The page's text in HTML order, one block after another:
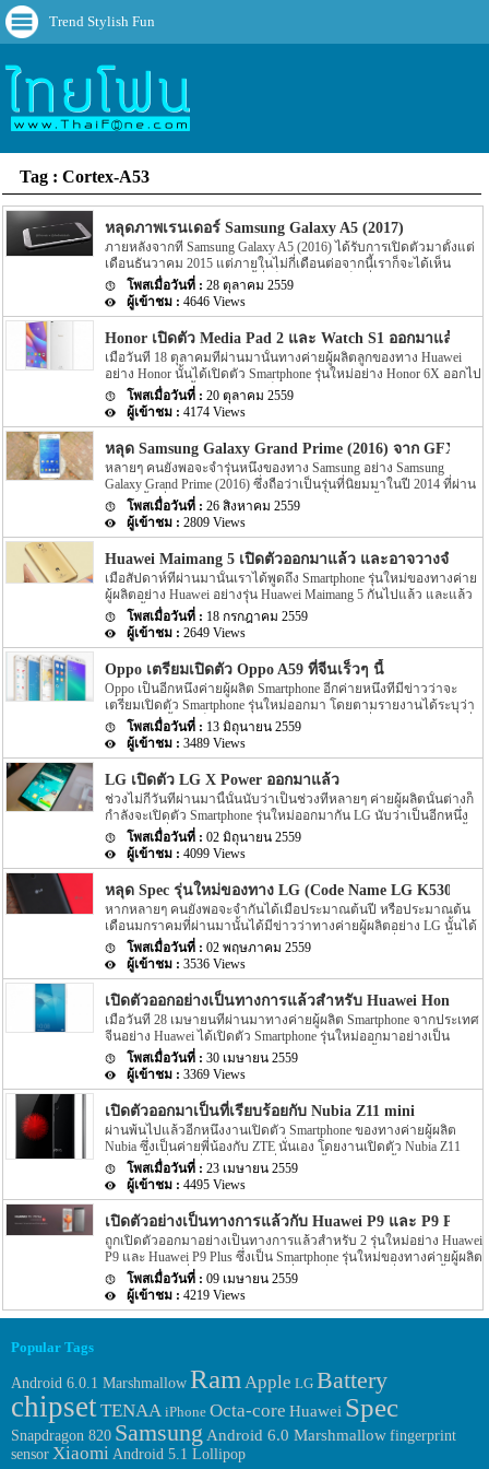
Trend Stylish Fun
Tag : Cortex-A53
หลุดภาพเรนเดอร์ Samsung Galaxy A5 (2017)
ภายหลังจากที่ Samsung Galaxy A5 (2016) ได้รับการเปิดตัวมาตั้งแต่
เดือนธันวาคม 2015 แต่ภายในไม่กี่เดือนต่อจากนี้เราก็จะได้เห็น
ทายาทของสมาร์ทโฟนรุ่นนี้ซึ่งก็ค่อนข้างจะเป็นที่แน่ใจแล้วว่า
Samsung กำลังพัฒนา Galaxy A5 (2017) ซึ่งตัวอุปกรณ์ก็ได้รับการ
รับรอง Wi-Fi certified เมื่อช่วงต้นเดือนตุลาคมที่ผ่านมาและในวันนี้
เราก็ได้เห็นคุณสมบัติต่างๆ ของสมาร์ทโฟนรุ่นนี้มากขึ้นจากวีดีโอ
เรนเดอร์ที่แสดงให้เห็นตัวเครื่องทุกๆมุม แม้ว่าจะไม่ได้เป็นภาพที่ออก
มาอย่างเป็นทางการแต่ก็พอจะมองเห็นภาพรวมว่า Galaxy A5 (2017)
มีหน้าจอ Touch Screen ขนาด 5.2 นิ้ว ขนาดตัวเครื่อง 145 x 71 x 7.8
มิลลิเมตร ที่มีความหนากว่าเครื่องรุ่นก่อนหน้าประมาณครึ่งมิลลิเมตร
ซึ่งก็เป็นที่คาดหวังว่า Samsung จะใส่แบตเตอรี่ที่มีขนาดใหญ่กว่าเดิม
ลงไปในเครื่องได้ ซึ่งข่าวลือเกี่ยวกับแบตเตอรี่ของ Galaxy A5 (2017)
นั้นก็คือจะมีความจุแบตเพิ่มเป็น 3,000 mAh ที่มากกว่า A5 ปี 2016 ที่มี
ความจุแบตเตอรี่ 2,900 mAh เครื่อง A5 (2017) […]
28 ตุลาคม 2559
4646 Views
Honor เปิดตัว Media Pad 2 และ Watch S1 ออกมาแล้ว
เมื่อวันที่ 18 ตุลาคมที่ผ่านมานั้นทางค่ายผู้ผลิตลูกของทาง Huawei
อย่าง Honor นั้นได้เปิดตัว Smartphone รุ่นใหม่อย่าง Honor 6X ออกไป
แล้ว โดยล่าสุดนั้นทาง Honor ก็เปิดตัว 2 ผลิตภัณฑ์ใหม่อย่าง Media
Pad 2 และ Watch S1 ออกมาอีกครั้ง โดยทั้ง 2 ผลิตภัณฑ์นี้นั้นจะวาง
จำหน่ายในประเทศจีนภายในเดือนตุลาคมนี้อีกด้วย โดย Media Pad 2
นี้จะมาพร้อมกับหน้าจอแสดงผลแบบ IPS display ความละเอียดของ
หน้าจอจะอยู่ที่ 1920 x 1200 pixels ขนาดของหน้าจอจะอยู่ที่ประมาณ
8 นิ้ว ในส่วนของ Chipset ที่ขับเคลื่อนตัวเครื่องจะเป็น Chipset อย่าง
Snapdragon 616 ตัวเครื่องมาพร้อมกับ Ram ขนาด 3GB โดย Chipset
[…]
20 ตุลาคม 2559
4174 Views
หลุด Samsung Galaxy Grand Prime (2016) จาก
หลายๆ คนยังพอจะจำรุ่นหนึ่งของทาง Samsung อย่าง Samsung
Galaxy Grand Prime (2016) ซึ่งถือว่าเป็นรุ่นที่นิยมมาในปี 2014 ที่ผ่าน
มา อีกทั้งเมื่อประมาณต้นเดือนสิงหาคมที่ผ่านมานั้นได้มีข่าวออกมา
ว่า บนเว็บไซต์ import-export อย่าง Zauba นั้นได้มีรายชื่อของ
Samsung Galaxy Grand Prime ให้เห็นกัน โดยรหัส model number จะ
เป็น SM-G532F โดยล่าสุดนั้นกลับมีรายละเอียดของ Samsung Galaxy
Grand Prime (2016) ออกมาอีกครั้ง สำหรับความคืบหน้าของ Samsung
Galaxy Grand Prime (2016) ล่าสุดนั้นบนหน้าเว็บไซต์ GFXBench นั้น
ได้ระบุรายละเอียด Spec ภายในตัวเครื่องของ Samsung Galaxy Grand
Prime (2016) ออกมาให้ได้ทราบกัน สำหรับ Spec ของ […]
26 สิงหาคม 2559
2809 Views
Huawei Maimang 5 เปิดตัวออกมาแล้ว และอาจวางจำหน่
เมื่อสัปดาห์ที่ผ่านมานั้นเราได้พูดถึง Smartphone รุ่นใหม่ของทางค่าย
ผู้ผลิตอย่าง Huawei อย่างรุ่น Huawei Maimang 5 กันไปแล้ว และแล้ว
ล่าสุดนั้นทาง Huawei เองก็ได้เปิดตัว Huawei Maimang 5 ออกมาแล้ว
โดยรุ่นใหม่นี้ถือว่าเป็นรุ่นต่อยอดของ Maimang 4 ที่้เปิดตัวออกมาเมื่อ
ปีที่แล้ว สำหรับ Spec ของตัวเครื่องจะเป็นอย่างไรบ้างนั้นไปดูกันเลยดี
กว่า Maimang 5 มาพร้อมกับหน้าจอแสดงผลขนาด 5.5 นิ้ว โดยหน้า
จอเป็นแบบ IPS LCD touchscreen ซึ่งให้ความละเอียดอยู่ที่ 1080p
ความละเอียดของกล้องอยู่ที่ 16 MP สำหรับกล้องทางด้านหลังตัว
เครื่อง โดยจะมาพร้อมกับ dual-LED flash และรองรับการอัดวิดีโอได้
สูงถึง 4K และความละเอียดของกล้องขนาด 8 MP สำหร้บกล้องหน้า
เครื่อง ส่วน Chipset ที่ขับเคลื่อนตัวเครื่องนั้นจะเป็น Chipset อย่าง
Qualcomm’s Snapdragon 625 […]
18 กรกฎาคม 2559
2649 Views
Oppo เตรียมเปิดตัว Oppo A59 ที่จีนเร็วๆ นี้
Oppo เป็นอีกหนึ่งค่ายผู้ผลิต Smartphone อีกค่ายหนึ่งที่มีข่าวว่าจะ
เตรียมเปิดตัว Smartphone รุ่นใหม่ออกมา โดยตามรายงานได้ระบุว่า
ทาง Oppo นั้นจะเป็นตัวรุ่นใหม่อย่าง Oppo A59 ที่ประเทศจีนในวันที่
18 มิถุนายนที่จะถึงนี้เอง ในส่วนของ Spec ภายในตัวเครื่องมีราย
ละเอียดดังนี้ Oppo A59 รุ่นใหม่ของทาง Oppo นั้นจะมาพร้อมกับหน้า
จอแสดงผลขนาด 5.5 นิ้ว โดยหน้าจอแสดงผลจะเป็นหน้าจอแบบ IPS
display ซึ่งให้ความละเอียดของภาพที่แสดงออกมานั้นอยู่ในระดับ HD
ขนาด pixel จะมีขนาดอยู่ที่ 267ppi ในส่วนของตัว chipset ที่ขับเคลื่อน
ตัวเครื่องนั้นจะเป็น chipset อย่าง MediaTek MT6570 โดย chipset อย่าง
MediaTek MT6570 จะมีตัว CPU อย่าง Cortex-A53 ภายในตัวเครื่องที่
ทำงานแบบ octa-core โดยจะให้ความเร็วในการประมวลผลอยู่ที่
1.5GHz ส่วนของ GPU […]
13 มิถุนายน 2559
3489 Views
LG เปิดตัว LG X Power ออกมาแล้ว
ช่วงไม่กี่วันที่ผ่านมานี้นั้นนับว่าเป็นช่วงที่หลายๆ ค่ายผู้ผลิตนั้นต่างก็
กำลังจะเปิดตัว Smartphone รุ่นใหม่ออกมากัน LG นับว่าเป็นอีกหนึ่ง
ค่ายผู้ผลิตที่เปิดตัว Smartphone รุ่นใหม่อย่าง LG X Power ออกมานั้น
เอง โดย Spec ของ LG X Power รุ่นใหม่นี้จะมีอะไรน่าสนใจนั้นไปดูกัน
เลยดีกว่า โดยรุ่นแรกของทาง LG นับเป็นรุ่นที่มีความสอดคล้องกับชื่อ
รุ่นมาก โดย LG X Power นี้มาพร้อมกับความจุของ battery ขนาด
4,100mAh สำหรับขนาดของหน้าจอนั้นจะมีขนาดอยุ่ที่ 5.3 นิ้ว โดย
หน้าจอจะเป็นหน้าจอแบบ IPS ซึ่งให้ความละเอียดของหน้าจอยู่ที่
720p หรือ 277ppi สำหรับ chipset ที่ขับเคลื่อนตัวเครื่องนั้นจะเป็น
chipset อย่าง MediaTek MT6735 โดย chipset อย่าง MediaTek MT6735
นั้นตัว CPU ภายในตัวเครื่องจะเป็น Cortex-A53 […]
02 มิถุนายน 2559
4099 Views
หลุด Spec รุ่นใหม่ของทาง LG (Code Name LG K530
หากหลายๆ คนยังพอจะจำกันได้เมื่อประมาณต้นปี หรือประมาณต้น
เดือนมกราคมที่ผ่านมานั้นได้มีข่าวว่าทางค่ายผู้ผลิตอย่าง LG นั้นได้
เตรียดตัวเปิดตัว 2 รุ่นใหม่ภายใต้ K series โดย 2 รุ่นที่ทาง LG นั้นเปิด
ตัวออกมานั้นจะเป็นรุ่นอย่าง LG K10 และ LG K7 นั้นเอง แต่หลังจาก
นั้นมาก็ไม่มีข่าวต่างๆ ของทั้ง 2 รุ่นใหม่นี้ถูกเปิดเผยออกมาเลย แต่
ล่าสุดนั้นกลับมีรายละเอียดของ Spec ของ 2 รุ่นใหม่ของทาง LG หลุด
ออกมาให้เราได้ทราบรายละเอียดกันอีกครั้ง สำหรับรายละเอียดของ 2
รุ่นที่ถูกเปิดเผยออกมาบนโลกอินเตอร์เน็ตนั้นได้ถูกเปิดเผยในฐาน
ข้อมูลของเว็บไซต์ benchmark อย่าง Geekbench นั้นเอง แต่รายละเอียด
ดังกล่าวไม่ได้เปิดเผยชื่อรุ่นออกมาให้เราได้ทราบอย่างแน่ชัดนัก แต่
รายละเอียดได้เปิดเผยเพียงชื่อ Codename เท่านั้น โดยจะเป็นชื่อ
Codename ของ 2 รุ่นอย่าง LG K530 และ LG K535 นั้นเอง สำหรับ
Spec […]
02 พฤษภาคม 2559
3536 Views
เปิดตัวออกอย่างเป็นทางการแล้วสำหรับ Huawei Honor 5C
เมื่อวันที่ 28 เมษายนที่ผ่านมาทางค่ายผู้ผลิต Smartphone จากประเทศ
จีนอย่าง Huawei ได้เปิดตัว Smartphone รุ่นใหม่ออกมาอย่างเป็น
ทางการแล้วในประเทศบ้านเกิดอย่างประเทศจีนนั้นเอง สำหรับ Spec
ของ Huawei Honor 5C จะเป็นอย่างไรนั้น เราไปดูกันเลยดีกว่า สำหรับ
Spec ของ Huawei Honor 5C รุ่นใหม่ของทาง Huawei นี้นั้น ตามราย
ละเอียดได้ระบุว่า Huawei Honor 5C มาพร้อมกับหน้าจอขนาด 5.2 นิ้ว
โดยหน้าจอจะเป็นแบบ IPS LCD ซึ่งให้ความละเอียดของภาพอยู่ที่
ระดับ FullHD สำหรับ chipset ที่ขับเคลื่อนตัวเครื่องจะเป็น chipset
อย่าง Kirin 650 โดย chipset อย่าง Kirin 650 นี้จะมีตัว CPU ทำงาน
แบบ octa-core โดยตัว […]
30 เมษายน 2559
3369 Views
เปิดตัวออกมาเป็นที่เรียบร้อยกับ Nubia Z11 mini
ผ่านพ้นไปแล้วอีกหนึ่งงานเปิดตัว Smartphone ของทางค่ายผู้ผลิต
Nubia ซึ่งเป็นค่ายพี่น้องกับ ZTE นั่นเอง โดยงานเปิดตัว Nubia Z11
mini มีขึ้นเมื่อวันที่ 19 เมษายนที่ผ่านมานี้เอง โดยวันนี้เราจะมาสรุ
ปรายละเอียด Spec ภายในตัวเครื่องให้เพื่อนๆ ได้ทราบกันนั้นเอง
สำหรับ Spec ของ Nubia Z11 mini อย่างเป็นทางการนั้นได้ระบุออกมา
ว่า Nubia Z11 mini จะมาพร้อมกับหน้าจอแสดงผลขนาด 5 นิ้ว โดย
Nubia Z11 mini รุ่นนี้จะแตกต่างจากรุ่นอื่นๆ ตรงที่รุ่น mini นี้จะมีหน้า
จอที่ใหญ่กว่าทางค่ายอื่นๆ โดยที่ค่ายอื่นๆ รุ่น mini จะมีหน้าจอ
ประมาณ 4 นิ้วกว่าๆ เท่านั้นเอง สำหรับความละเอียดของตัวกล้องนั้น
จะให้ความละเอียดของกล้องอยู่ที่ 16MP โดยตัวกล้องจะใช้ sensor
อย่าง Sony IMX298 sensor ที่เป็นตัวเดียวกับที่ใช้ใน […]
23 เมษายน 2559
4495 Views
เปิดตัวอย่างเป็นทางการแล้วกับ Huawei P9 และ P9 Plus
ถูกเปิดตัวออกมาอย่างเป็นทางการแล้วสำหรับ 2 รุ่นใหม่อย่าง Huawei
P9 และ Huawei P9 Plus ซึ่งเป็น Smartphone รุ่นใหม่ของทางค่ายผู้ผลิต
อย่าง Huawei ที่ถูกเปิดตัวออกมาเมื่อวันที่ 6 เมษายนที่ผ่านมานี้เอง
โดยงานดังกล่าวนั้นถูกจัดขึ้นที่ London อีกทั้งในวันเดียวกันนั้นทาง
ค่ายผู้ผลิตอย่าง Meizu เองก็เปิดตัวรุ่นใหม่อย่าง Meizu m3 note ออก
มาเช่นกัน สำหรับรายละเอียดตัวเครื่อของทั้ง 2 รุ่นอย่าง Huawei P9
ความใกล้เคียงกับ iPhone 6s ของทาง Apple เลยทีเดียว สำหรับขนาด
หน้าจอนั้นจะมีขนาดอยู่ที่ 5.2 นิ้ว โดยให้ความละเอียดของภาพอยู่ที่
1080p สำหรับหน้าจอจะเป็นแบบ IPS LCD ในส่วนของ chipset ที่ขับ
เคลื่อนตัวเครื่องนั้นแน่นอนว่าเป็น […]
09 เมษายน 2559
4219 Views
Popular Tags
Android 6.0.1 MarshmallowRamApple LG Battery
chipsetTENAA iPhone Octa-core Huawei Spec
Snapdragon 820 Samsung Android 6.0 Marshmallowfingerprint
sensorXiaomi Android 5.1 Lollipop